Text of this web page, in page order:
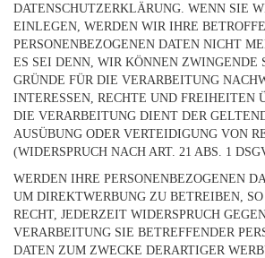
DATENSCHUTZERKLÄRUNG. WENN SIE
EINLEGEN, WERDEN WIR IHRE
PERSONENBEZOGENEN DATEN NICHT
ES SEI DENN, WIR KÖNNEN ZWINGENDE
GRÜNDE FÜR DIE VERARBEITUNG
INTERESSEN, RECHTE UND FREIHEITEN
DIE VERARBEITUNG DIENT DER
AUSÜBUNG ODER VERTEIDIGUNG VON
(WIDERSPRUCH NACH ART. 21 ABS. 1
WERDEN IHRE PERSONENBEZOGENEN
UM DIREKTWERBUNG ZU BETREIBEN,
RECHT, JEDERZEIT WIDERSPRUCH
VERARBEITUNG SIE BETREFFENDER
DATEN ZUM ZWECKE DERARTIGER